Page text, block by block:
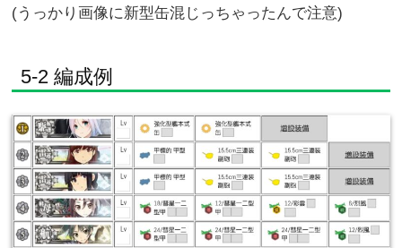
(うっかり画像に新型缶混じっちゃったんで注意)
5-2 編成例